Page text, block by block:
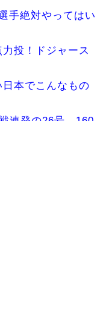
手絶対やってはい
投！ドジャース
本でこんなもの
連発の26号、160